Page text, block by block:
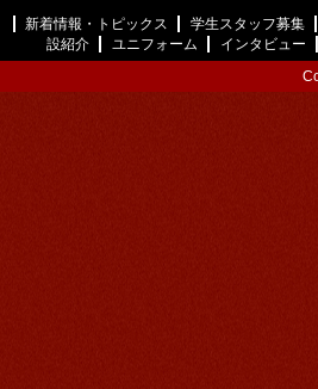
新着情報・トピックス 学生スタッフ募集
設紹介
ユニフォーム インタビュー